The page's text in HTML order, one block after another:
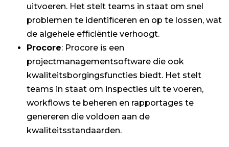
uitvoeren. Het stelt teams in staat om snel
problemen te identificeren en op te lossen, wat
de algehele efficiëntie verhoogt.
Procore: Procore is een
projectmanagementsoftware die ook
kwaliteitsborgingsfuncties biedt. Het stelt
teams in staat om inspecties uit te voeren,
workflows te beheren en rapportages te
genereren die voldoen aan de
kwaliteitsstandaarden.